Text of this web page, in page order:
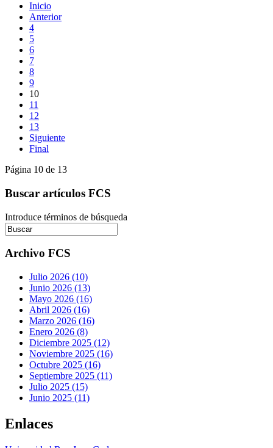
Inicio
Anterior
4
5
6
7
8
9
10
11
12
13
Siguiente
Final
Página 10 de 13
Buscar artículos FCS
Introduce términos de búsqueda
Archivo FCS
Julio 2026 (10)
Junio 2026 (13)
Mayo 2026 (16)
Abril 2026 (16)
Marzo 2026 (16)
Enero 2026 (8)
Diciembre 2025 (12)
Noviembre 2025 (16)
Octubre 2025 (16)
Septiembre 2025 (11)
Julio 2025 (15)
Junio 2025 (11)
Enlaces